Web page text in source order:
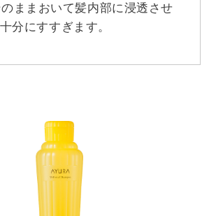
ままおいて髪内部に浸透させ
分にすすぎます。